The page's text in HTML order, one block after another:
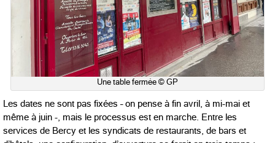
Une table fermée © GP
Les dates ne sont pas fixées – on pense à fin avril, à mi-mai et
même à juin -, mais le processus est en marche. Entre les
services de Bercy et les syndicats de restaurants, de bars et